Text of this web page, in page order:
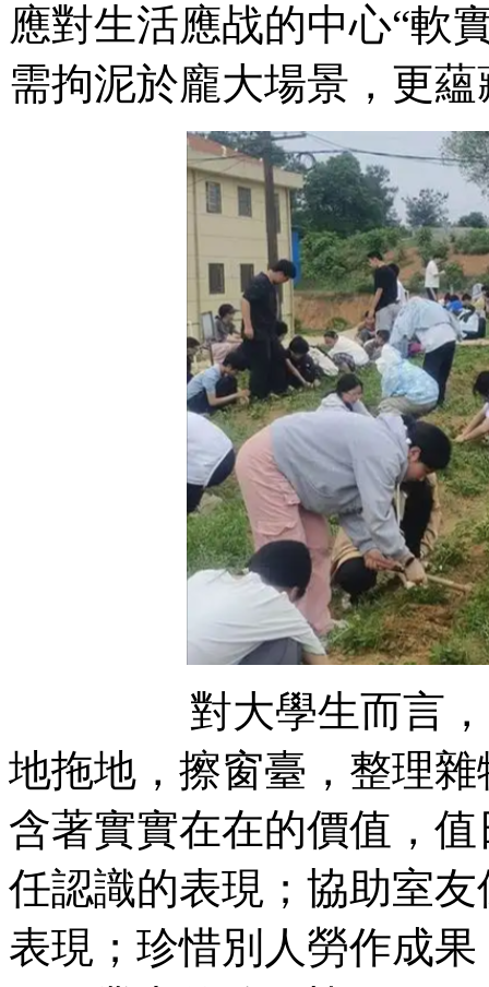
應對生活應战的中心“軟
需拘泥於龐大場景，更
對大學生而言，勞
地拖地，擦窗臺，整理
含著實實在在的價
任認識的表現；協助室
表現；珍惜別人勞作成